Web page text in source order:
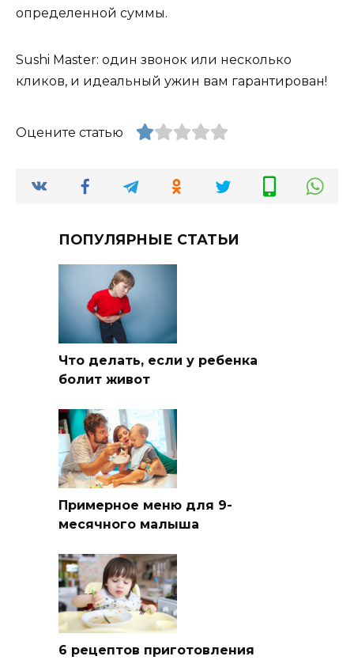
определенной суммы.
Sushi Master: один звонок или несколько
кликов, и идеальный ужин вам гарантирован!
Оцените статью
ПОПУЛЯРНЫЕ СТАТЬИ
Что делать, если у ребенка
болит живот
Примерное меню для 9-
месячного малыша
6 рецептов приготовления